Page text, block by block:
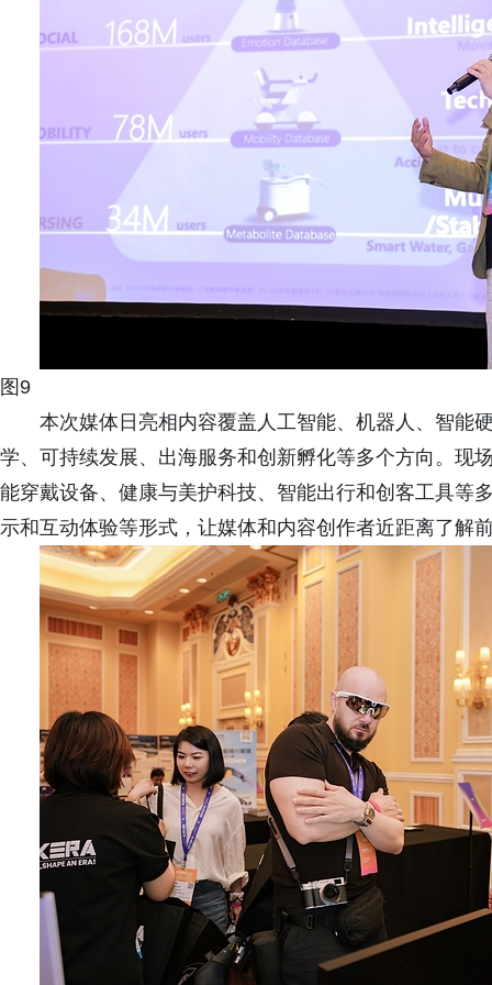
图9
本次媒体日亮相内容覆盖人工智能、机器人、智能
学、可持续发展、出海服务和创新孵化等多个方向。现
能穿戴设备、健康与美护科技、智能出行和创客工具等
示和互动体验等形式，让媒体和内容创作者近距离了解